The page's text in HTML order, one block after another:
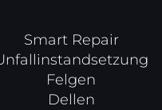
Smart Repair
Felgen
Dellen